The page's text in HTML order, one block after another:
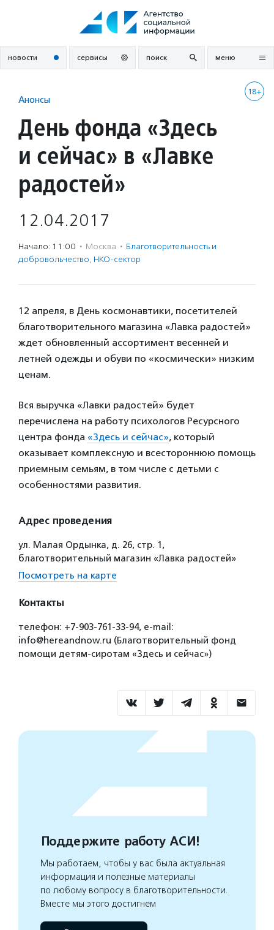
новости сервисы поиск меню
18+
Анонсы
День фонда «Здесь
и сейчас» в «Лавке
радостей»
12.04.2017
Начало: 11:00 · Москва · Благотвори­тель­ность и
доброволь­чест­во, НКО-сектор
12 апреля, в День космонавтики, посетителей
благотворительного магазина «Лавка радостей»
ждет обновленный ассортимент весенней и
летней одежды и обуви по «космически» низким
ценам.
Вся выручка «Лавки радостей» будет
перечислена на работу психологов Ресурсного
центра фонда «Здесь и сейчас», который
оказывает комплексную и всестороннюю помощь
приемным семьям, в том числе с детьми с
особенностями развития.
Адрес проведения
ул. Малая Ордынка, д. 26, стр. 1,
благотворительный магазин «Лавка радостей»
Посмотреть на карте
Контакты
телефон: +7-903-761-33-94, е-mail:
info@hereandnow.ru (Благотворительный фонд
помощи детям-сиротам «Здесь и сейчас»)
Поддержите работу АСИ!
Мы работаем, чтобы у вас была актуальная
информация и полезные материалы
по любому вопросу в благотворительности.
Вместе мы этого достигнем